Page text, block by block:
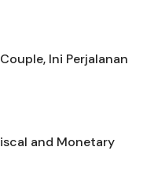
Ini Perjalanan
and Monetary